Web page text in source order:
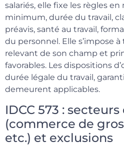
salariés, elle fixe les règles
minimum, durée du travail,
préavis, santé au travail,
du personnel. Elle s’impose
relevant de son champ et
favorables. Les dispositions
durée légale du travail,
demeurent applicables.
IDCC 573 :
(commerce de
etc.) et exclusions